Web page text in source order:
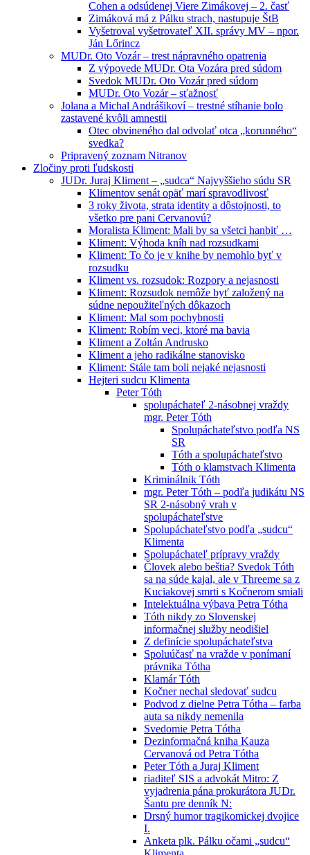
Cohen a odsúdenej Viere Zimákovej – 2. časť
Zimáková má z Pálku strach, nastupuje ŠtB
Vyšetroval vyšetrovateľ XII. správy MV – npor.
Ján Lőrincz
MUDr. Oto Vozár – trest nápravného opatrenia
Z výpovede MUDr. Ota Vozára pred súdom
Svedok MUDr. Oto Vozár pred súdom
MUDr. Oto Vozár – sťažnosť
Jolana a Michal Andrášikoví – trestné stíhanie bolo
zastavené kvôli amnestii
Otec obvineného dal odvolať otca „korunného“
svedka?
Pripravený zoznam Nitranov
Zločiny proti ľudskosti
JUDr. Juraj Kliment – „sudca“ Najvyššieho súdu SR
Klimentov senát opäť marí spravodlivosť
3 roky života, strata identity a dôstojnosti, to
všetko pre pani Cervanovú?
Moralista Kliment: Mali by sa všetci hanbiť …
Kliment: Výhoda kníh nad rozsudkami
Kliment: To čo je v knihe by nemohlo byť v
rozsudku
Kliment vs. rozsudok: Rozpory a nejasnosti
Kliment: Rozsudok nemôže byť založený na
súdne nepoužiteľných dôkazoch
Kliment: Mal som pochybnosti
Kliment: Robím veci, ktoré ma bavia
Kliment a Zoltán Andrusko
Kliment a jeho radikálne stanovisko
Kliment: Stále tam boli nejaké nejasnosti
Hejteri sudcu Klimenta
Peter Tóth
spolupáchateľ 2-násobnej vraždy
mgr. Peter Tóth
Spolupáchateľstvo podľa NS
SR
Tóth a spolupáchateľstvo
Tóth o klamstvach Klimenta
Kriminálnik Tóth
mgr. Peter Tóth – podľa judikátu NS
SR 2-násobný vrah v
spolupáchateľstve
Spolupáchateľstvo podľa „sudcu“
Klimenta
Spolupáchateľ prípravy vraždy
Človek alebo beštia? Svedok Tóth
sa na súde kajal, ale v Threeme sa z
Kuciakovej smrti s Kočnerom smiali
Intelektuálna výbava Petra Tótha
Tóth nikdy zo Slovenskej
informačnej služby neodišiel
Z definície spolupáchateľstva
Spoluúčasť na vražde v ponímaní
právnika Tótha
Klamár Tóth
Kočner nechal sledovať sudcu
Podvod z dielne Petra Tótha – farba
auta sa nikdy nemenila
Svedomie Petra Tótha
Dezinformačná kniha Kauza
Cervanová od Petra Tótha
Peter Tóth a Juraj Kliment
riaditeľ SIS a advokát Mitro: Z
vyjadrenia pána prokurátora JUDr.
Šantu pre denník N:
Drsný humor tragikomickej dvojice
I.
Anketa plk. Pálku očami „sudcu“